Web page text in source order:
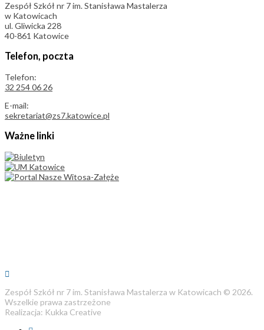
Zespół Szkół nr 7 im. Stanisława Mastalerza
w Katowicach
ul. Gliwicka 228
40-861 Katowice
Telefon, poczta
Telefon:
32 254 06 26
E-mail:
sekretariat@zs7.katowice.pl
Ważne linki
Zespół Szkół nr 7 im. Stanisława Mastalerza w Katowicach © 2026.
Wszelkie prawa zastrzeżone
Realizacja: Kukka Creative